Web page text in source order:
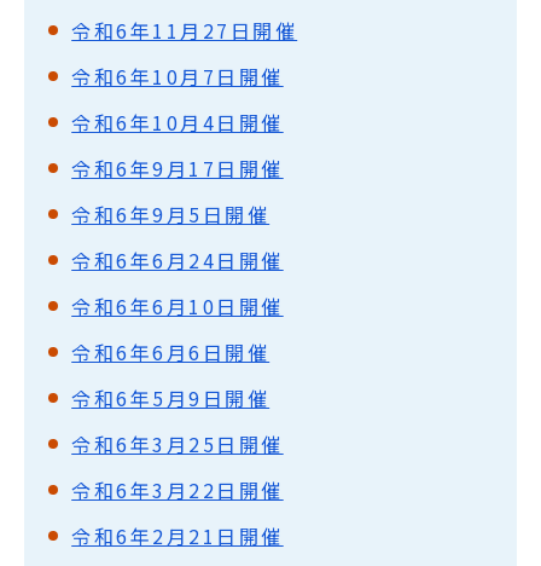
令和6年11月27日開催
令和6年10月7日開催
令和6年10月4日開催
令和6年9月17日開催
令和6年9月5日開催
令和6年6月24日開催
令和6年6月10日開催
令和6年6月6日開催
令和6年5月9日開催
令和6年3月25日開催
令和6年3月22日開催
令和6年2月21日開催